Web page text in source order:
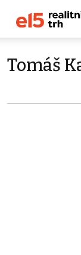
Tomáš